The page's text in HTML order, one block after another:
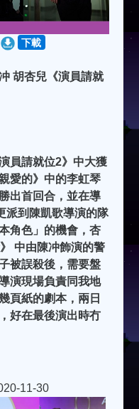
下載
胡杏兒《演員請就
員請就位2》中大獲
愛的》中的李虹琴
出首回合，並在導
派到陳凱歌導演的隊
角色」的機會，杏
中由陳冲飾演的警
被誤殺後，需要盤
演現場負責同我地
頁紙的劇本，兩日
好在最後演出時冇
11-30